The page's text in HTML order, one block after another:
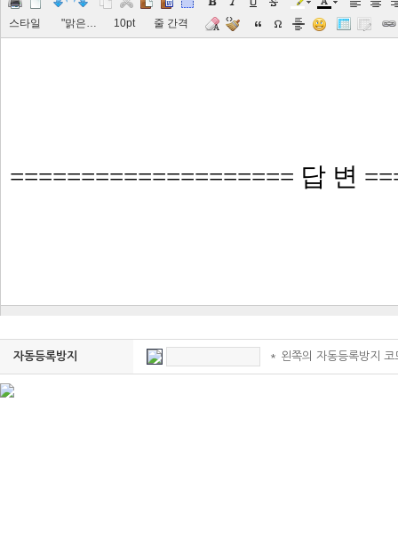
스타일 "맑은 고딕", 굴림, "Malgun Gothic", gulim 10pt 줄 간격
자동등록방지 * 왼쪽의 자동등록방지 코